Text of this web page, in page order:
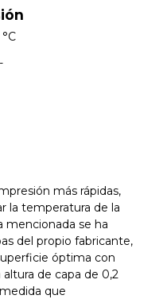
más rápidas,
la temperatura de la
mencionada se ha
del propio fabricante,
óptima con
de capa de 0,2
que